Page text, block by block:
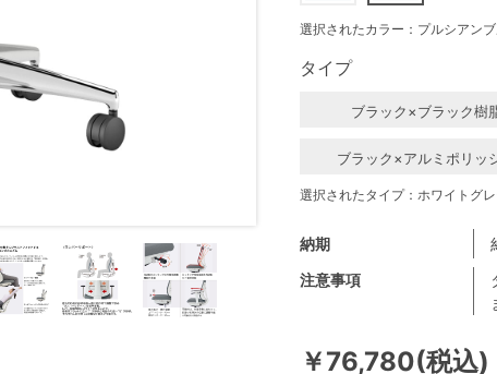
￥76,780(税込)
注意事項
納期
選択されたカラー：プルシアン
タイプ
ブラック×ブラック樹
ブラック×アルミポリッ
選択されたタイプ：ホワイトグ